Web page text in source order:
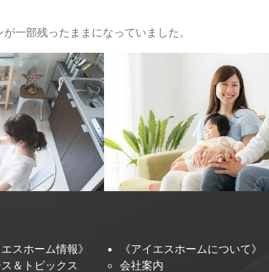
一部残ったままになっていました。
エスホーム情報》
＆トピックス
《アイエスホームについて》
会社案内